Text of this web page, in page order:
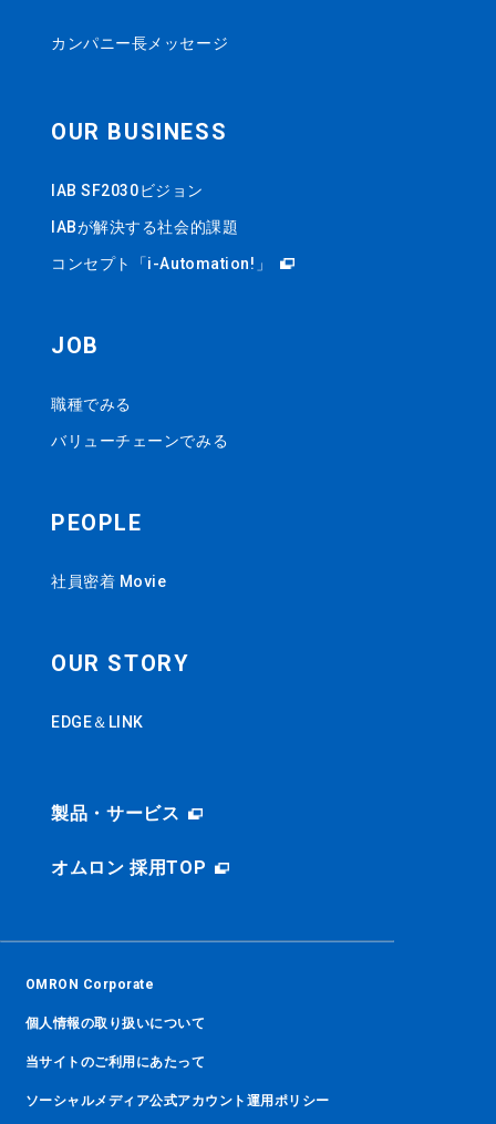
カンパニー長メッセージ
OUR BUSINESS
IAB SF2030ビジョン
IABが解決する社会的課題
コンセプト「i-Automation!」
JOB
職種でみる
バリューチェーンでみる
PEOPLE
社員密着 Movie
OUR STORY
EDGE＆LINK
製品・サービス
オムロン 採用TOP
OMRON Corporate
個人情報の取り扱いについて
当サイトのご利用にあたって
ソーシャルメディア公式アカウント運用ポリシー